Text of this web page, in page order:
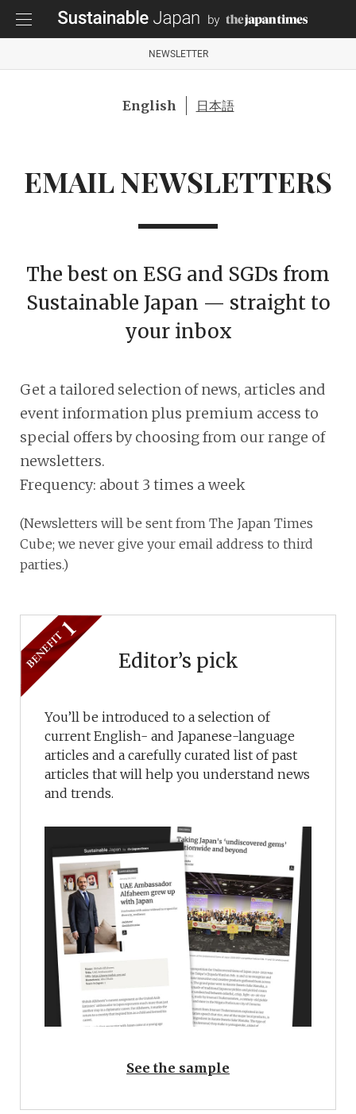
NEWSLETTER
English 日本語
EMAIL NEWSLETTERS
The best on ESG and SGDs from
Sustainable Japan — straight to
your inbox
Get a tailored selection of news, articles and
event information plus premium access to
special offers by choosing from our range of
newsletters.
Frequency: about 3 times a week
(Newsletters will be sent from The Japan Times
Cube; we never give your email address to third
parties.)
Editor’s pick
You’ll be introduced to a selection of
current English- and Japanese-language
articles and a carefully curated list of past
articles that will help you understand news
and trends.
See the sample